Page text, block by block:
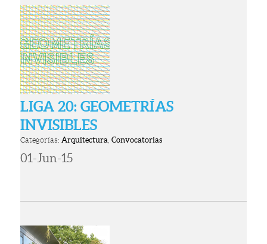
LIGA 20: GEOMETRÍAS
INVISIBLES
Categorías: Arquitectura ,Convocatorias
01-Jun-15